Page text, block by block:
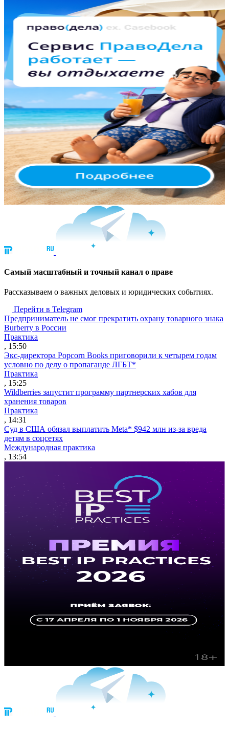
Cамый масштабный и точный канал о праве
Рассказываем о важных деловых и юридических событиях.
Перейти в Telegram
Предприниматель не смог прекратить охрану товарного знака
Burberry в России
Практика
, 15:50
Экс-директора Popcorn Books приговорили к четырем годам
условно по делу о пропаганде ЛГБТ*
Практика
, 15:25
Wildberries запустит программу партнерских хабов для
хранения товаров
Практика
, 14:31
Суд в США обязал выплатить Meta* $942 млн из-за вреда
детям в соцсетях
Международная практика
, 13:54